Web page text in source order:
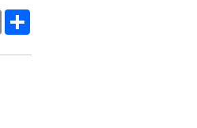
Copy
Link
Share